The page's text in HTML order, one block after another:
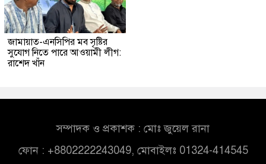
জামায়াত-এনসিপির মব সৃষ্টির
সুযোগ নিতে পারে আওয়ামী লীগ:
রাশেদ খাঁন
সম্পাদক ও প্রকাশক : মোঃ জুয়েল রানা
ফোন : +8802222243049, মোবাইলঃ 01324-414545